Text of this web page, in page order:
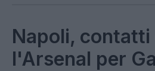
Napoli, contatti
l'Arsenal per